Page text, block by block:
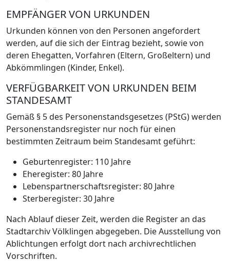
EMPFÄNGER VON URKUNDEN
Urkunden können von den Personen angefordert
werden, auf die sich der Eintrag bezieht, sowie von
deren Ehegatten, Vorfahren (Eltern, Großeltern) und
Abkömmlingen (Kinder, Enkel).
VERFÜGBARKEIT VON URKUNDEN BEIM
STANDESAMT
Gemäß § 5 des Personenstandsgesetzes (PStG) werden
Personenstandsregister nur noch für einen
bestimmten Zeitraum beim Standesamt geführt:
Geburtenregister: 110 Jahre
Eheregister: 80 Jahre
Lebenspartnerschaftsregister: 80 Jahre
Sterberegister: 30 Jahre
Nach Ablauf dieser Zeit, werden die Register an das
Stadtarchiv Völklingen abgegeben. Die Ausstellung von
Ablichtungen erfolgt dort nach archivrechtlichen
Vorschriften.